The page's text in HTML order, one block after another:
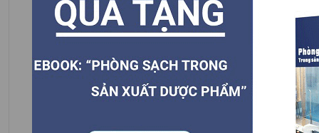
Hệ thống thông gió được cung cấp bởi
quạt có động cơ tiết kiệm năng lượng.
UPS với thời lượng từ 2 - 4 giờ sau khi sạc
Cổng DOP: Cổng kiểm tra DOP ở đầu